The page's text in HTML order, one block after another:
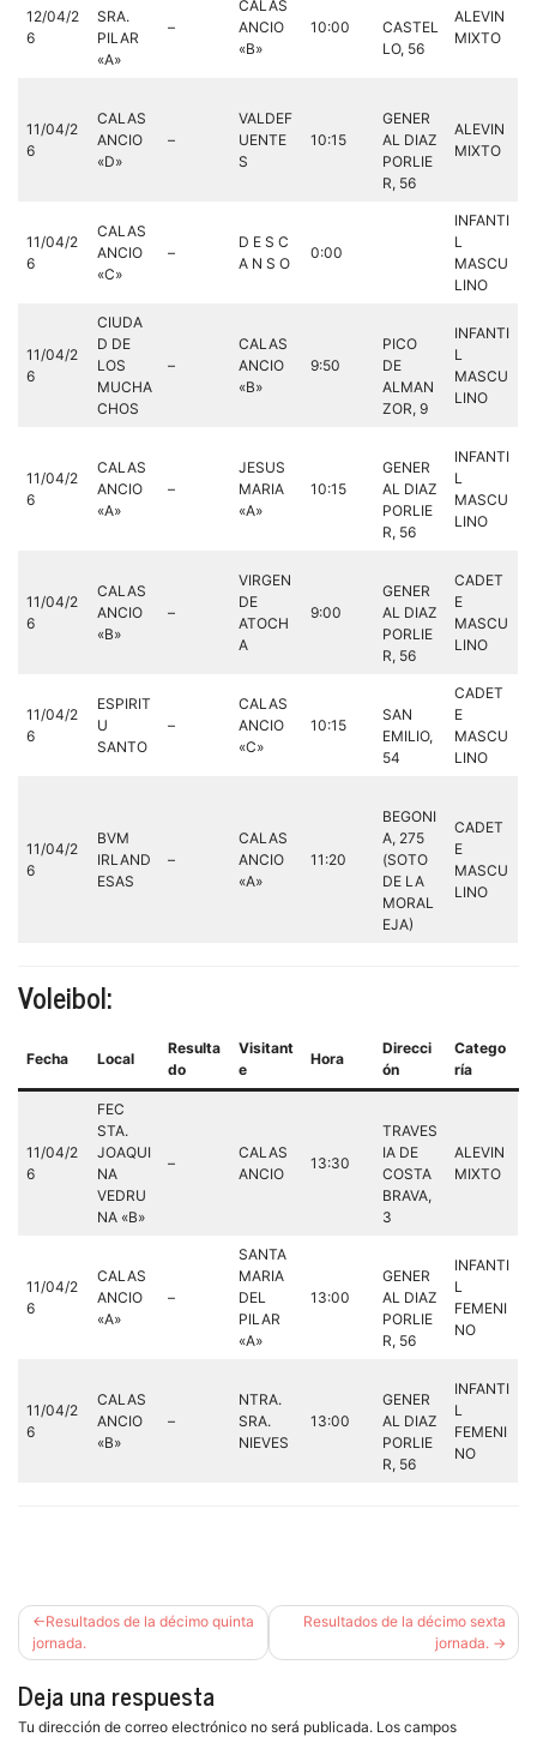
12/04/2
6
SRA.
PILAR
«A»
–
CALAS
ANCIO
«B»
10:00
CASTEL
LO, 56
ALEVIN
MIXTO
11/04/2
6
CALAS
ANCIO
«D»
–
VALDEF
UENTE
S
10:15
GENER
AL DIAZ
PORLIE
R, 56
ALEVIN
MIXTO
11/04/2
6
CALAS
ANCIO
«C»
–
D E S C
A N S O
0:00
INFANTI
L
MASCU
LINO
11/04/2
6
CIUDA
D DE
LOS
MUCHA
CHOS
–
CALAS
ANCIO
«B»
9:50
PICO
DE
ALMAN
ZOR, 9
INFANTI
L
MASCU
LINO
11/04/2
6
CALAS
ANCIO
«A»
–
JESUS
MARIA
«A»
10:15
GENER
AL DIAZ
PORLIE
R, 56
INFANTI
L
MASCU
LINO
11/04/2
6
CALAS
ANCIO
«B»
–
VIRGEN
DE
ATOCH
A
9:00
GENER
AL DIAZ
PORLIE
R, 56
CADET
E
MASCU
LINO
11/04/2
6
ESPIRIT
U
SANTO
–
CALAS
ANCIO
«C»
10:15
SAN
EMILIO,
54
CADET
E
MASCU
LINO
11/04/2
6
BVM
IRLAND
ESAS
–
CALAS
ANCIO
«A»
11:20
BEGONI
A, 275
(SOTO
DE LA
MORAL
EJA)
CADET
E
MASCU
LINO
Voleibol:
Fecha Local
Resulta
do
Visitant
e
Hora
Direcci
ón
Catego
ría
11/04/2
6
FEC
STA.
JOAQUI
NA
VEDRU
NA «B»
–
CALAS
ANCIO
13:30
TRAVES
IA DE
COSTA
BRAVA,
3
ALEVIN
MIXTO
11/04/2
6
CALAS
ANCIO
«A»
–
SANTA
MARIA
DEL
PILAR
«A»
13:00
GENER
AL DIAZ
PORLIE
R, 56
INFANTI
L
FEMENI
NO
11/04/2
6
CALAS
ANCIO
«B»
–
NTRA.
SRA.
NIEVES
13:00
GENER
AL DIAZ
PORLIE
R, 56
INFANTI
L
FEMENI
NO
Navegación
de
entradas
Resultados de la décimo quinta
jornada.
Resultados de la décimo sexta
jornada.
Deja una respuesta
Tu dirección de correo electrónico no será publicada. Los campos